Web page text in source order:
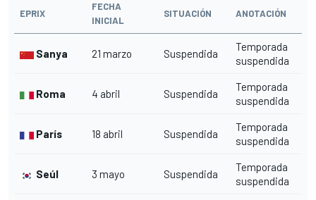
EPRIX
FECHA
INICIAL
SITUACIÓN ANOTACIÓN
Sanya 21 marzo Suspendida
Temporada
suspendida
Roma 4 abril Suspendida
Temporada
suspendida
París 18 abril Suspendida
Temporada
suspendida
Seúl 3 mayo Suspendida
Temporada
suspendida